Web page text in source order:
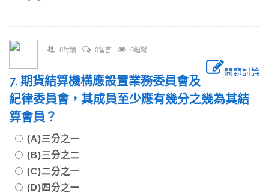
0討論 0留言 0追蹤
問題討論
7. 期貨結算機構應設置業務委員會及
紀律委員會，其成員至少應有幾分之幾為其結
算會員？
(A)三分之一
(B)三分之二
(C)二分之一
(D)四分之一